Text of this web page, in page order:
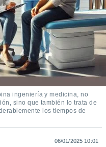
ingeniería y medicina, no
sino que también lo trata de
los tiempos de
06/01/2025 10:01